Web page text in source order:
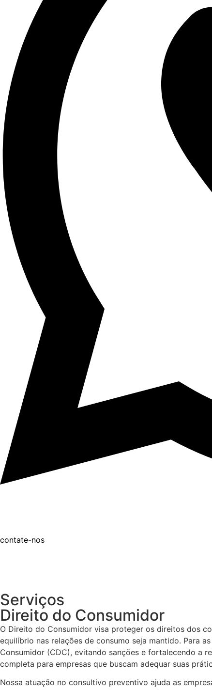
contate-nos
Serviços
Direito do Consumidor
O Direito do Consumidor visa proteger os direitos dos
equilíbrio nas relações de consumo seja mantido. Para
Consumidor (CDC), evitando sanções e fortalecendo a
completa para empresas que buscam adequar suas
Nossa atuação no consultivo preventivo ajuda as